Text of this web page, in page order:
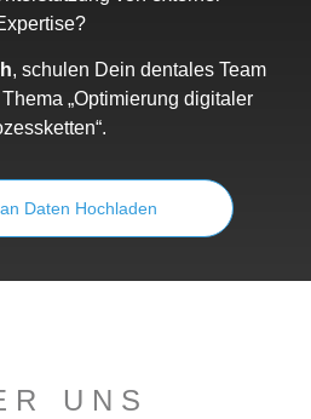
, schulen Dein dentales Team
„Optimierung digitaler
Daten Hochladen
UNS